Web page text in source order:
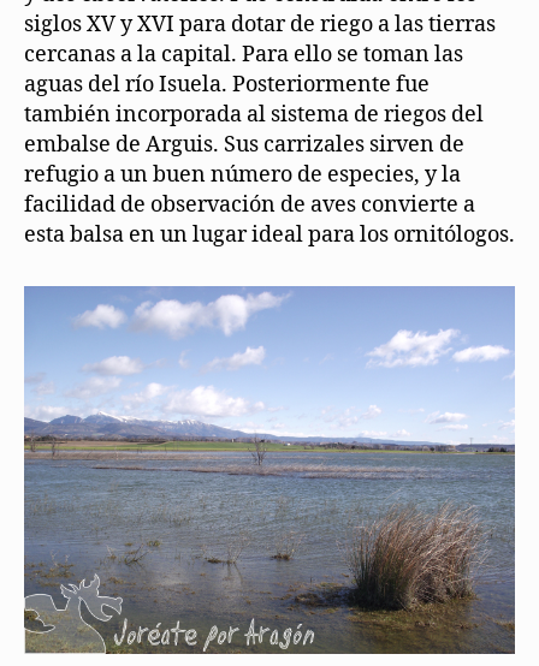
siglos XV y XVI para dotar de riego a las tierras
cercanas a la capital. Para ello se toman las
aguas del río Isuela. Posteriormente fue
también incorporada al sistema de riegos del
embalse de Arguis. Sus carrizales sirven de
refugio a un buen número de especies, y la
facilidad de observación de aves convierte a
esta balsa en un lugar ideal para los ornitólogos.